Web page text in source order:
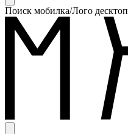
Поиск мобилка/Лого десктоп